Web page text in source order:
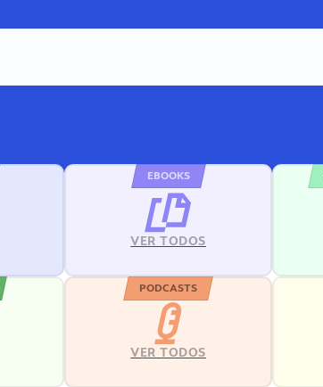
EBOOKS
VER TODOS
PODCASTS
VER TODOS